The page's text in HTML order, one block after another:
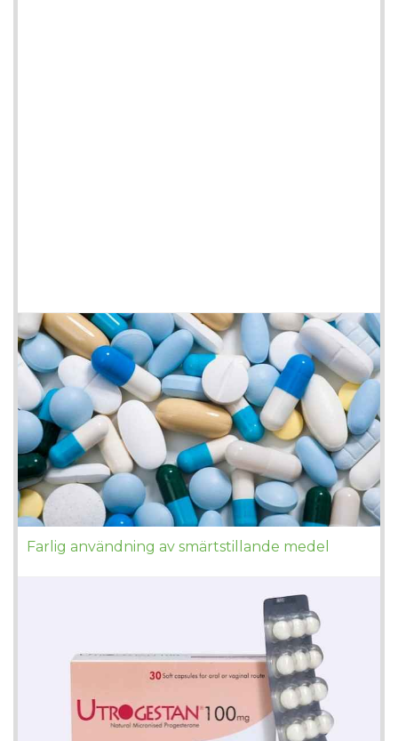
Farlig användning av smärtstillande medel